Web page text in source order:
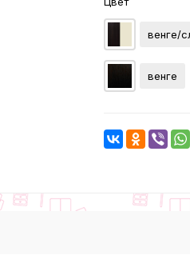
венге/
венге